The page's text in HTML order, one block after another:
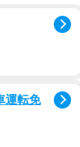
運転免